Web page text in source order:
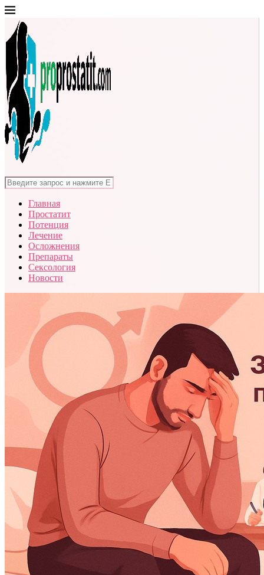
Главная
Простатит
Потенция
Лечение
Осложнения
Препараты
Сексология
Новости